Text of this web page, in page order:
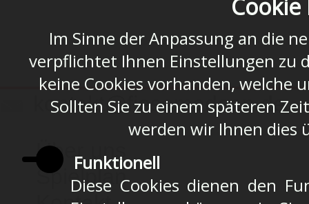
kontakt@fiesemadaen.de
Über uns
Spielplan
Im Sinne der Anpassung an die
verpflichtet Ihnen Einstellungen zu
keine Cookies vorhanden, welche
Sollten Sie zu einem späteren
werden wir Ihnen dies
Funktionell
Diese Cookies dienen den